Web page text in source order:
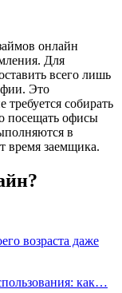
онлайн
Для
всего лишь
Это
собирать
посещать офисы
в
время заемщика.
возраста даже
как…